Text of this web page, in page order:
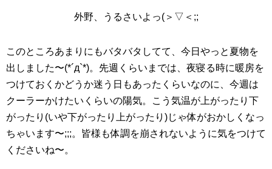
外野、うるさいよっ(＞▽＜;;
このところあまりにもバタバタしてて、今日やっと夏物を
出しました〜(*´д`*)。先週くらいまでは、夜寝る時に暖房を
つけておくかどうか迷う日もあったくらいなのに、今週は
クーラーかけたいくらいの陽気。こう気温が上がったり下
がったり(いや下がったり上がったり)じゃ体がおかしくなっ
ちゃいます〜;;;。皆様も体調を崩されないように気をつけて
くださいね〜。